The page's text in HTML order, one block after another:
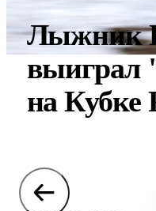
Лыжник
выиграл
на Кубке